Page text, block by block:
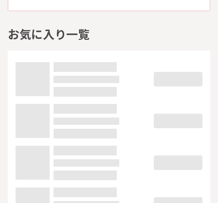
お気に入り一覧